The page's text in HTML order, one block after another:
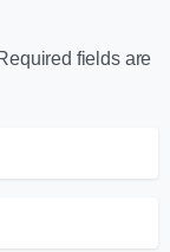
fields are